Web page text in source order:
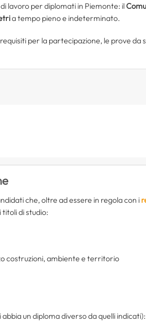
lavoro per diplomati in Piemonte: il
a tempo pieno e indeterminato.
per la partecipazione, le prove da
che, oltre ad essere in regola con i
titoli di studio:
costruzioni, ambiente e territorio
un diploma diverso da quelli indicati):